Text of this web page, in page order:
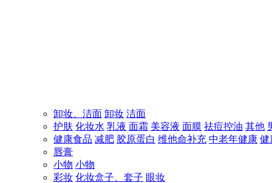
卸妆、洁面 卸妆 洁面
护肤 化妆水 乳液 面霜 美容液 面膜 祛痘控油 其他
健康食品 减肥 胶原蛋白 维他命补充 中老年健康 健
唇膏
小物 小物
彩妆 化妆盒子、套子 眼妆